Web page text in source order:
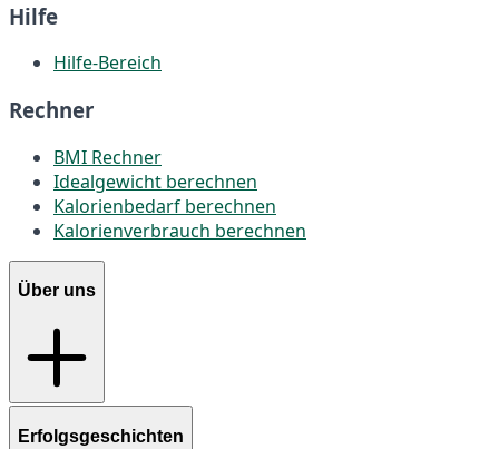
Hilfe
Hilfe-Bereich
Rechner
BMI Rechner
Idealgewicht berechnen
Kalorienbedarf berechnen
Kalorienverbrauch berechnen
Über uns
Erfolgsgeschichten